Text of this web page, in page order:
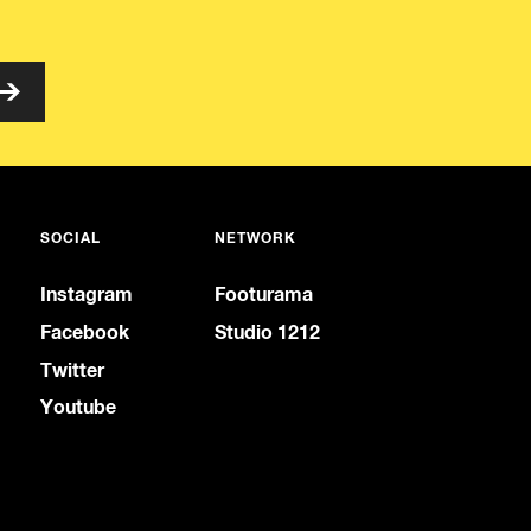
SOCIAL
Instagram
Facebook
Twitter
Youtube
NETWORK
Footurama
Studio 1212